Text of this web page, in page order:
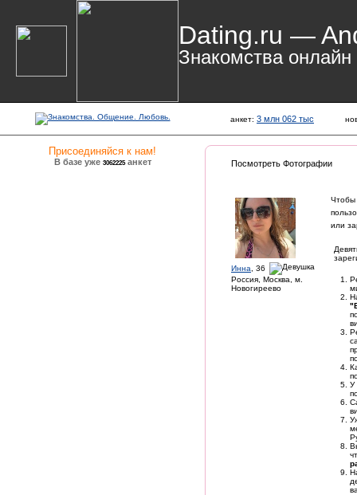
Dating.ru —
Знакомства онлайн
анкет: 3 млн 062 тыс
Присоединяйся к нам!
В базе уже 3062225анкет Посмотреть Фотографии
Инна , 36
Россия, Москва, м.
Новогиреево
Чтобы
или
У